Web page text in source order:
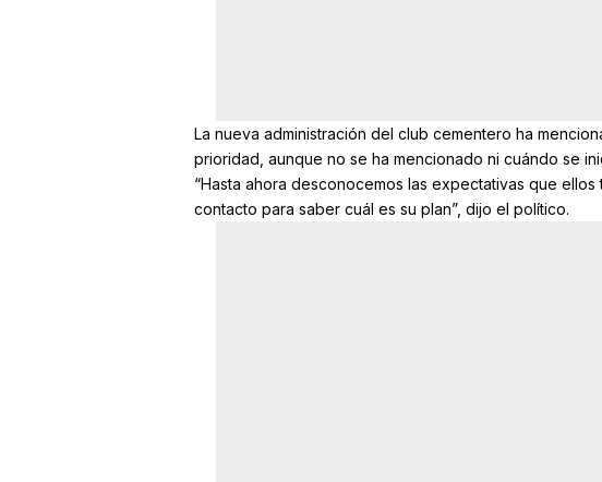
La nueva administración del club cementero ha
prioridad, aunque no se ha mencionado ni cuándo se
“Hasta ahora desconocemos las expectativas que
contacto para saber cuál es su plan”, dijo el político.